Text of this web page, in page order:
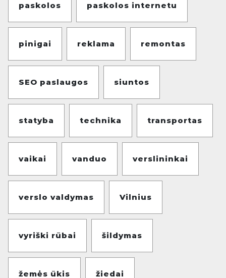
paskolos paskolos internetu
pinigai reklama remontas
SEO paslaugos siuntos
statyba technika transportas
vaikai vanduo verslininkai
verslo valdymas Vilnius
vyriški rūbai šildymas
žemės ūkis žiedai